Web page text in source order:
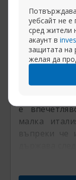
уебсайт не е
сред жители
акаунт в
защитата на
желая да
тука ми
млрд.
е
малка
въпреки че